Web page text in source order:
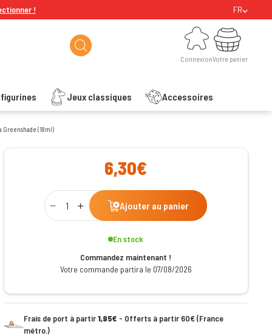
! FR
Connexion
Connexion
Jeux classiques Accessoires
Votre panier
Votre panier
Greenshade (18ml)
6,30€
Qty
Ajouter au panier
En stock
Commandez maintenant !
Votre commande partira le 07/08/2026
Frais de port à partir1,95€ - Offerts à partir 60€ (France
métro.)